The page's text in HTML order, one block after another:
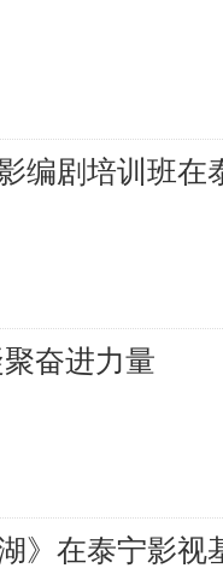
编剧培训班在
奋进力量
》在泰宁影视